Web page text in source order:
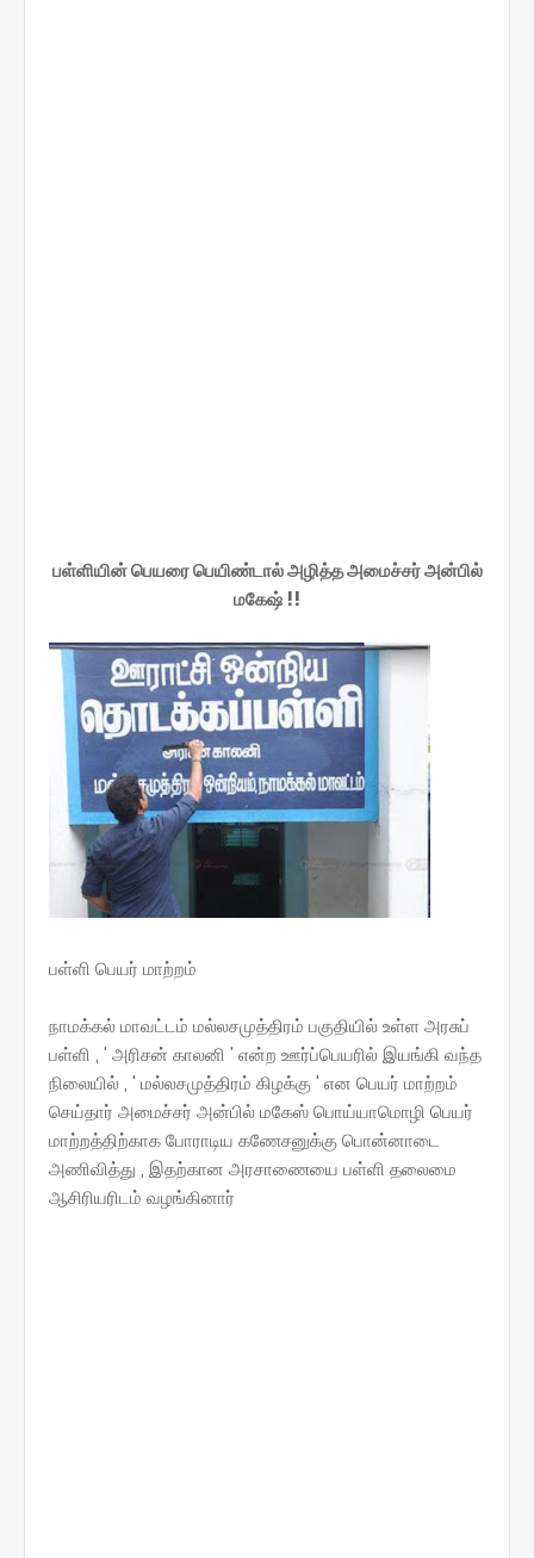
பள்ளியின் பெயரை பெயிண்டால் அழித்த அமைச்சர் அன்பில்
மகேஷ் !!
பள்ளி பெயர் மாற்றம்
நாமக்கல் மாவட்டம் மல்லசமுத்திரம் பகுதியில் உள்ள அரசுப்
பள்ளி , ' அரிசன் காலனி ' என்ற ஊர்ப்பெயரில் இயங்கி வந்த
நிலையில் , ' மல்லசமுத்திரம் கிழக்கு ' என பெயர் மாற்றம்
செய்தார் அமைச்சர் அன்பில் மகேஸ் பொய்யாமொழி பெயர்
மாற்றத்திற்காக போராடிய கணேசனுக்கு பொன்னாடை
அணிவித்து , இதற்கான அரசாணையை பள்ளி தலைமை
ஆசிரியரிடம் வழங்கினார்